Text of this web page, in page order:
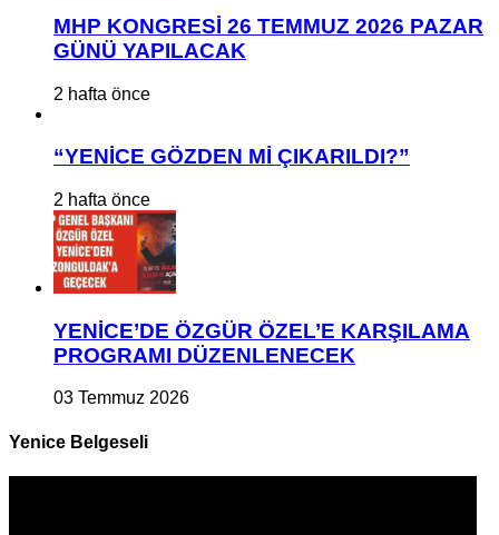
MHP KONGRESİ 26 TEMMUZ 2026 PAZAR
GÜNÜ YAPILACAK
2 hafta önce
“YENİCE GÖZDEN Mİ ÇIKARILDI?”
2 hafta önce
YENİCE’DE ÖZGÜR ÖZEL’E KARŞILAMA
PROGRAMI DÜZENLENECEK
03 Temmuz 2026
Yenice Belgeseli